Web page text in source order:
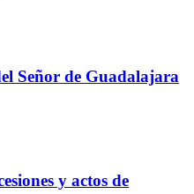
Señor de Guadalajara
y actos de